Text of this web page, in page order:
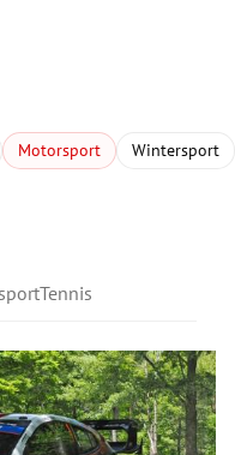
Motorsport Wintersport
Tennis